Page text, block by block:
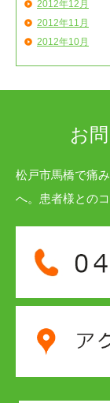
2012年12月
2012年11月
2012年10月
お
松戸市馬橋で痛
へ。患者様との